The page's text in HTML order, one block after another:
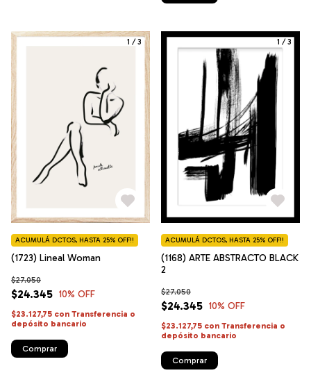
1 /3
(1723) Lineal Woman
$24.345
$27.050
10% OFF
ACUMULÁ DCTOS, HASTA 25% OFF!!
$23.127,75 con Transferencia o
depósito bancario
Comprar
1 /3
(1168) ARTE ABSTRACTO BLACK
2
$24.345
$27.050
10% OFF
ACUMULÁ DCTOS, HASTA 25% OFF!!
$23.127,75 con Transferencia o
depósito bancario
Comprar